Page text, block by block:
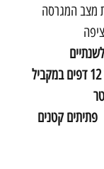
מצב המגרסה
קטנים